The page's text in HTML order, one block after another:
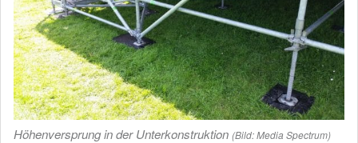
Höhenversprung in der Unterkonstruktion (Bild: Media Spectrum)